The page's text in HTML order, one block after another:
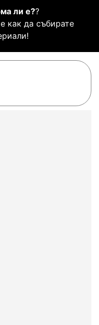
ли е??
как да събирате